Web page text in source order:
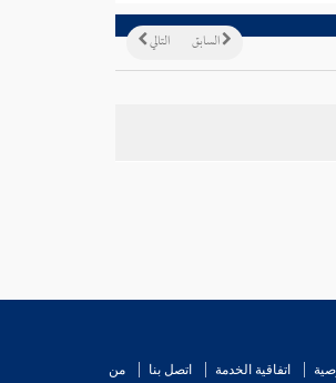
التالي السابق
اتفاقية الخدمة اتصل بنا من